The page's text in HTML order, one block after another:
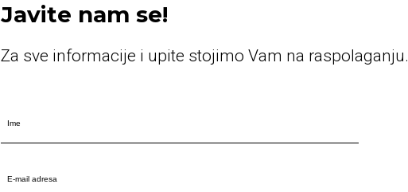
Javite nam se!
Za sve informacije i upite stojimo Vam na raspolaganju.